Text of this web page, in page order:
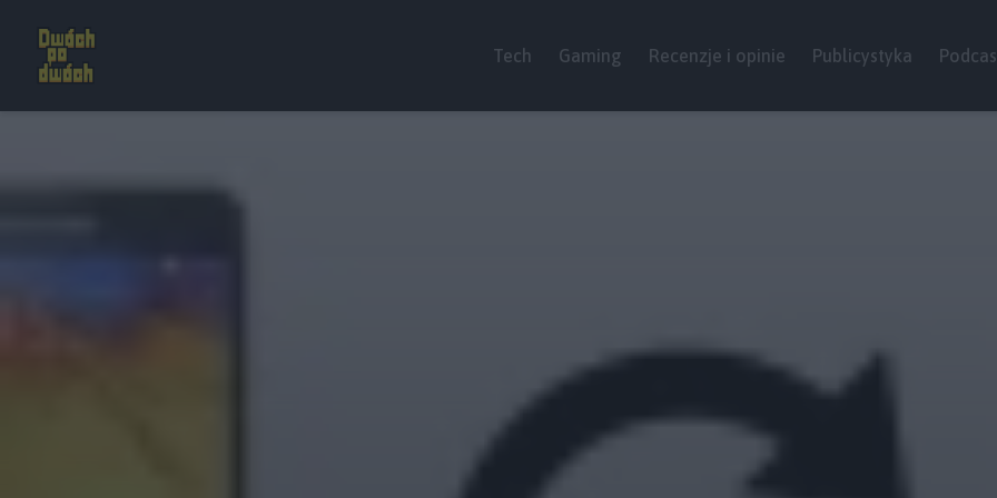
Tech Gaming Recenzje i opinie Publicystyka